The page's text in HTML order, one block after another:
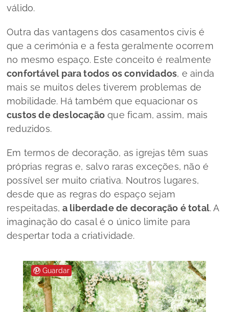
válido.
Outra das vantagens dos casamentos civis é
que a cerimónia e a festa geralmente ocorrem
no mesmo espaço. Este conceito é realmente
confortável para todos os convidados, e ainda
mais se muitos deles tiverem problemas de
mobilidade. Há também que equacionar os
custos de deslocação que ficam, assim, mais
reduzidos.
Em termos de decoração, as igrejas têm suas
próprias regras e, salvo raras exceções, não é
possível ser muito criativa. Noutros lugares,
desde que as regras do espaço sejam
respeitadas, a liberdade de decoração é total. A
imaginação do casal é o único limite para
despertar toda a criatividade.
Guardar